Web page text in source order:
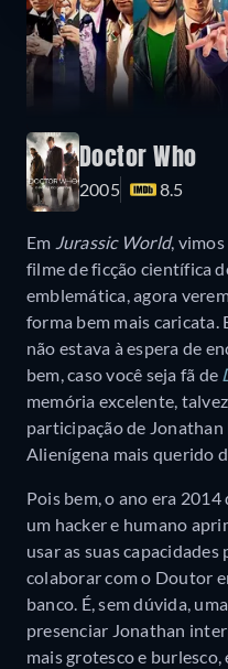
Doctor Who
2005 8.5
Em Jurassic World,
filme de ficção científica
emblemática, agora
forma bem mais caricata.
não estava à espera de
bem, caso você seja fã de
memória excelente,
participação de
Alienígena mais querido
Pois bem, o ano era
um hacker e humano
usar as suas capacidades
colaborar com o Doutor
banco. É, sem dúvida,
presenciar Jonathan
mais grotesco e